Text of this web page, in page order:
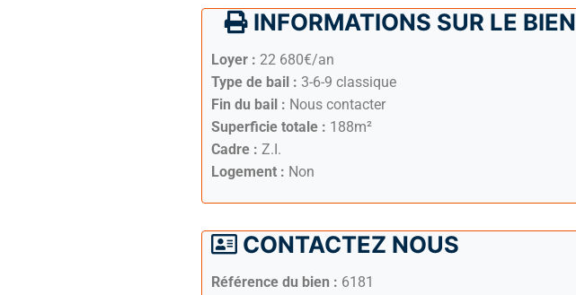
INFORMATIONS SUR LE BIEN
Loyer : 22 680€/an
Type de bail : 3-6-9 classique
Fin du bail : Nous contacter
Superficie totale : 188m²
Cadre : Z.I.
Logement : Non
CONTACTEZ NOUS
Référence du bien : 6181